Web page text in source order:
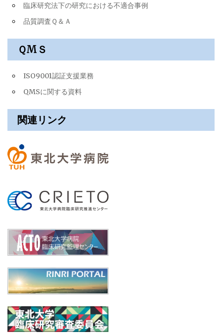
臨床研究法下の研究における不適合事例
品質調査Ｑ＆Ａ
ＱМＳ
ISO9001認証支援業務
QMSに関する資料
関連リンク